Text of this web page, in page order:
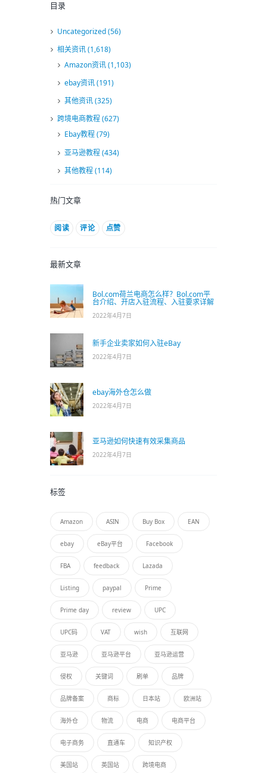
目录
Uncategorized(56)
相关资讯(1,618)
Amazon资讯(1,103)
ebay资讯(191)
其他资讯(325)
跨境电商教程(627)
Ebay教程(79)
亚马逊教程(434)
其他教程(114)
热门文章
阅读 评论 点赞
最新文章
Bol.com荷兰电商怎么样？Bol.com平
台介绍、开店入驻流程、入驻要求详解
2022年4月7日
新手企业卖家如何入驻eBay
2022年4月7日
ebay海外仓怎么做
2022年4月7日
亚马逊如何快速有效采集商品
2022年4月7日
标签
Amazon ASIN Buy Box EAN
ebay eBay平台 Facebook
FBA feedback Lazada
Listing paypal Prime
Prime day review UPC
UPC码 VAT wish 互联网
亚马逊 亚马逊平台 亚马逊运营
侵权 关键词 刷单 品牌
品牌备案 商标 日本站 欧洲站
海外仓 物流 电商 电商平台
电子商务 直通车 知识产权
美国站 英国站 跨境电商